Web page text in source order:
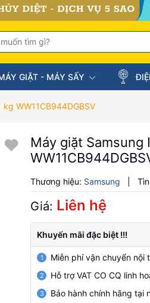
GIẶT - MÁY SẤY
WW11CB944DGBSV
Máy giặt Samsung
Thương hiệu: Samsung
Giá: Liên hệ
Khuyến mãi đặc biệt !!!
1 Miễn phí vận chuyển nội
2 Hỗ trợ VAT CO CQ linh
3 Bảo hành chính hãng tại